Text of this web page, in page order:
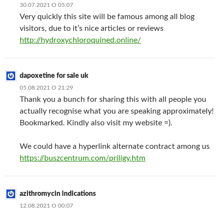
30.07.2021 О 05:07
Very quickly this site will be famous among all blog
visitors, due to it’s nice articles or reviews
http://hydroxychloroquined.online/
dapoxetine for sale uk
05.08.2021 О 21:29
Thank you a bunch for sharing this with all people you
actually recognise what you are speaking approximately!
Bookmarked. Kindly also visit my website =).
We could have a hyperlink alternate contract among us
https://buszcentrum.com/priligy.htm
azithromycin indications
12.08.2021 О 00:07